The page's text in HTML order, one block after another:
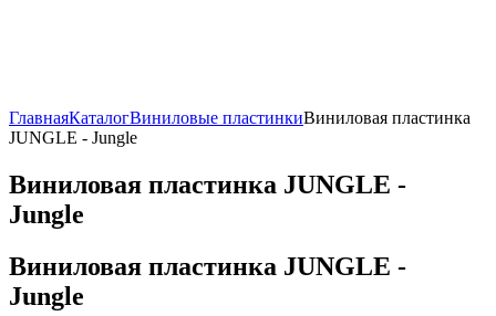
ГлавнаяКаталогВиниловые пластинкиВиниловая пластинка
JUNGLE - Jungle
Виниловая пластинка JUNGLE -
Jungle
Виниловая пластинка JUNGLE -
Jungle